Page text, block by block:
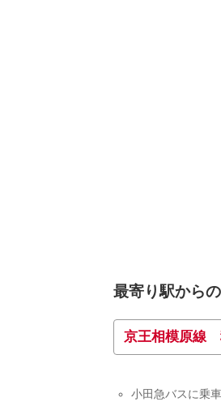
最寄り駅から
京王相模原線
小田急バスに乗車